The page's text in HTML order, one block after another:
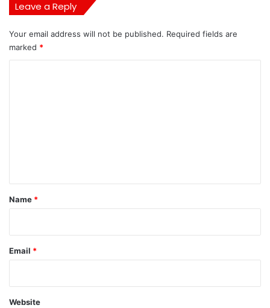
Leave a Reply
Your email address will not be published. Required fields are
marked *
*
Name *
Email *
Website